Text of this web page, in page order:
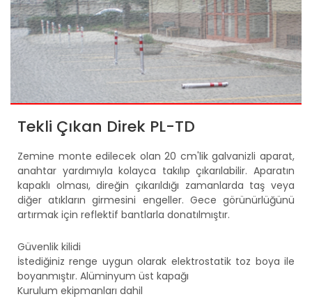
Tekli Çıkan Direk PL-TD
Zemine monte edilecek olan 20 cm'lik galvanizli aparat,
anahtar yardımıyla kolayca takılıp çıkarılabilir. Aparatın
kapaklı olması, direğin çıkarıldığı zamanlarda taş veya
diğer atıkların girmesini engeller. Gece görünürlüğünü
artırmak için reflektif bantlarla donatılmıştır.
Güvenlik kilidi
İstediğiniz renge uygun olarak elektrostatik toz boya ile
boyanmıştır. Alüminyum üst kapağı
Kurulum ekipmanları dahil